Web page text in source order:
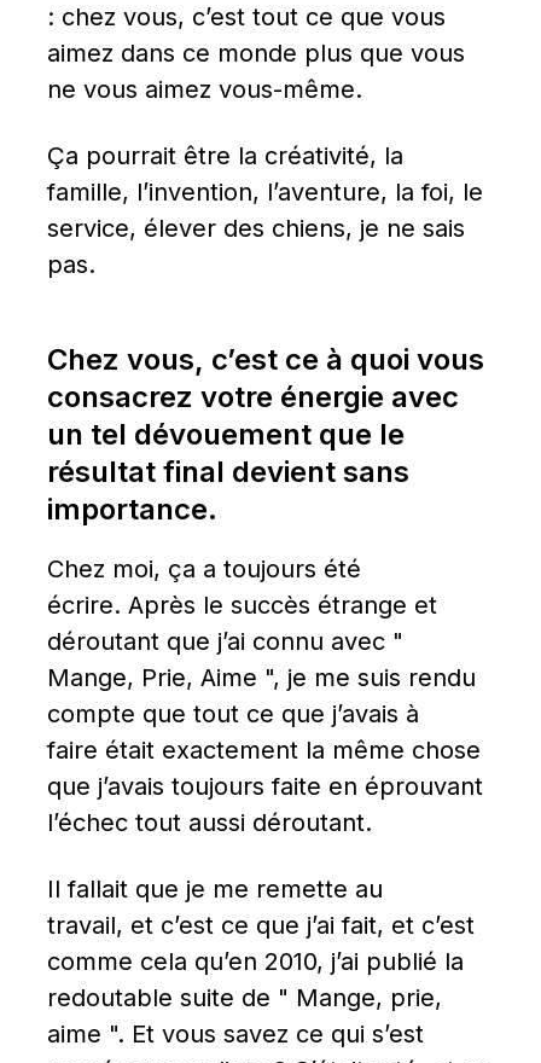
: chez vous, c’est tout ce que vous
aimez dans ce monde plus que vous
ne vous aimez vous-même.
Ça pourrait être la créativité, la
famille, l’invention, l’aventure, la foi, le
service, élever des chiens, je ne sais
pas.
Chez vous, c’est ce à quoi vous
consacrez votre énergie avec
un tel dévouement que le
résultat final devient sans
importance.
Chez moi, ça a toujours été
écrire. Après le succès étrange et
déroutant que j’ai connu avec "
Mange, Prie, Aime ", je me suis rendu
compte que tout ce que j’avais à
faire était exactement la même chose
que j’avais toujours faite en éprouvant
l’échec tout aussi déroutant.
Il fallait que je me remette au
travail, et c’est ce que j’ai fait, et c’est
comme cela qu’en 2010, j’ai publié la
redoutable suite de " Mange, prie,
aime ". Et vous savez ce qui s’est